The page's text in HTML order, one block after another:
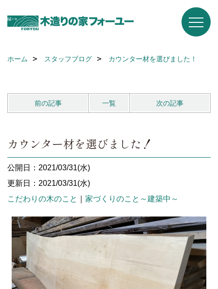
ホーム スタッフブログ カウンター材を選びました！
前の記事 一覧 次の記事
カウンター材を選びました！
公開日：2021/03/31(水)
更新日：2021/03/31(水)
こだわりの木のこと
家づくりのこと～建築中～